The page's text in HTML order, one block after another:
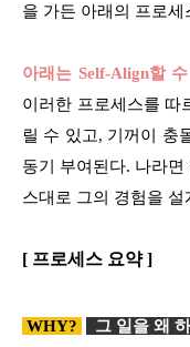
을 가든 아래의 프로세
아래는 Self-Align할
이러한 프로세스를 따
릴 수 있고, 기꺼이 충
동기 부여된다. 나라
스대로 그의 경험을 설
[ 프로세스 요약 ]
WHY? 그 일을 왜